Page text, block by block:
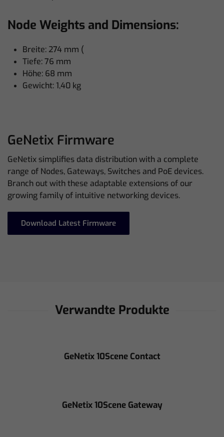
Node Weights and Dimensions:
Breite: 274 mm (
Tiefe: 76 mm
Höhe: 68 mm
Gewicht: 1,40 kg
GeNetix Firmware
GeNetix simplifies data distribution with a complete
range of Nodes, Gateways, Switches and PoE devices.
Branch out with these adaptable extensions of our
growing family of intuitive networking devices.
Download Latest Firmware
Verwandte Produkte
GeNetix 10Scene Contact
GeNetix 10Scene Gateway